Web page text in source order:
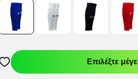
Ανοίγει ένα Modal για να συνδεθείτε ή
Επιλέξτε